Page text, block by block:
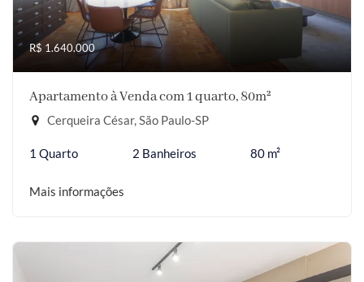
R$ 1.640.000
Apartamento à Venda com 1 quarto, 80m²
Cerqueira César, São Paulo-SP
1 Quarto 2 Banheiros 80 m²
Mais informações